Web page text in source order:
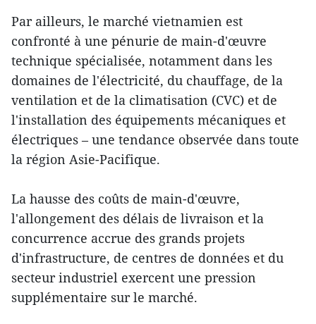
Par ailleurs, le marché vietnamien est
confronté à une pénurie de main-d'œuvre
technique spécialisée, notamment dans les
domaines de l'électricité, du chauffage, de la
ventilation et de la climatisation (CVC) et de
l'installation des équipements mécaniques et
électriques – une tendance observée dans toute
la région Asie-Pacifique.
La hausse des coûts de main-d'œuvre,
l'allongement des délais de livraison et la
concurrence accrue des grands projets
d'infrastructure, de centres de données et du
secteur industriel exercent une pression
supplémentaire sur le marché.